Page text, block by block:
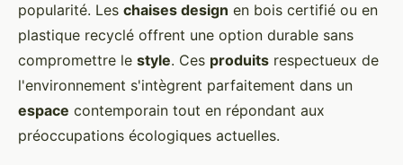
popularité. Les chaises design en bois certifié ou en
plastique recyclé offrent une option durable sans
compromettre le style. Ces produits respectueux de
l'environnement s'intègrent parfaitement dans un
espace contemporain tout en répondant aux
préoccupations écologiques actuelles.